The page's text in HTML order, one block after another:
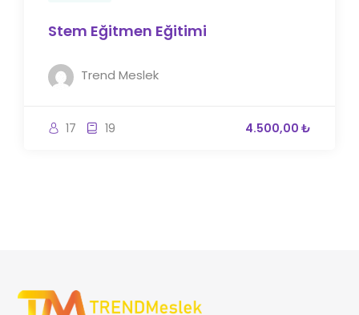
Stem Eğitmen Eğitimi
Trend Meslek
17 19 4.500,00 ₺